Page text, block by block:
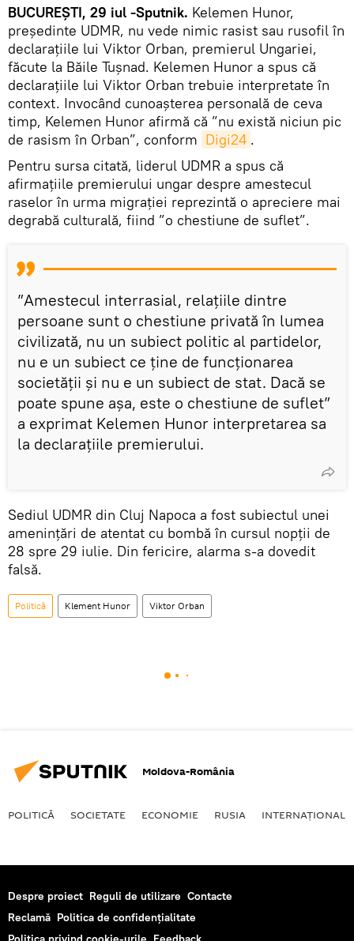
BUCUREȘTI, 29 iul -Sputnik. Kelemen Hunor,
președinte UDMR, nu vede nimic rasist sau rusofil în
declarațiile lui Viktor Orban, premierul Ungariei,
făcute la Băile Tușnad. Kelemen Hunor a spus că
declarațiile lui Viktor Orban trebuie interpretate în
context. Invocând cunoașterea personală de ceva
timp, Kelemen Hunor afirmă că ”nu există niciun pic
de rasism în Orban”, conform Digi24 .
Pentru sursa citată, liderul UDMR a spus că
afirmațiile premierului ungar despre amestecul
raselor în urma migrației reprezintă o apreciere mai
degrabă culturală, fiind ”o chestiune de suflet”.
”Amestecul interrasial, relațiile dintre
persoane sunt o chestiune privată în lumea
civilizată, nu un subiect politic al partidelor,
nu e un subiect ce ține de funcționarea
societății și nu e un subiect de stat. Dacă se
poate spune așa, este o chestiune de suflet”
a exprimat Kelemen Hunor interpretarea sa
la declarațiile premierului.
Sediul UDMR din Cluj Napoca a fost subiectul unei
amenințări de atentat cu bombă în cursul nopții de
28 spre 29 iulie. Din fericire, alarma s-a dovedit
falsă.
Politică Klement Hunor Viktor Orban
Moldova-România
POLITICĂ SOCIETATE ECONOMIE RUSIA INTERNAŢIONAL
Despre proiect Reguli de utilizare Contacte
Reclamă Politica de confidențialitate